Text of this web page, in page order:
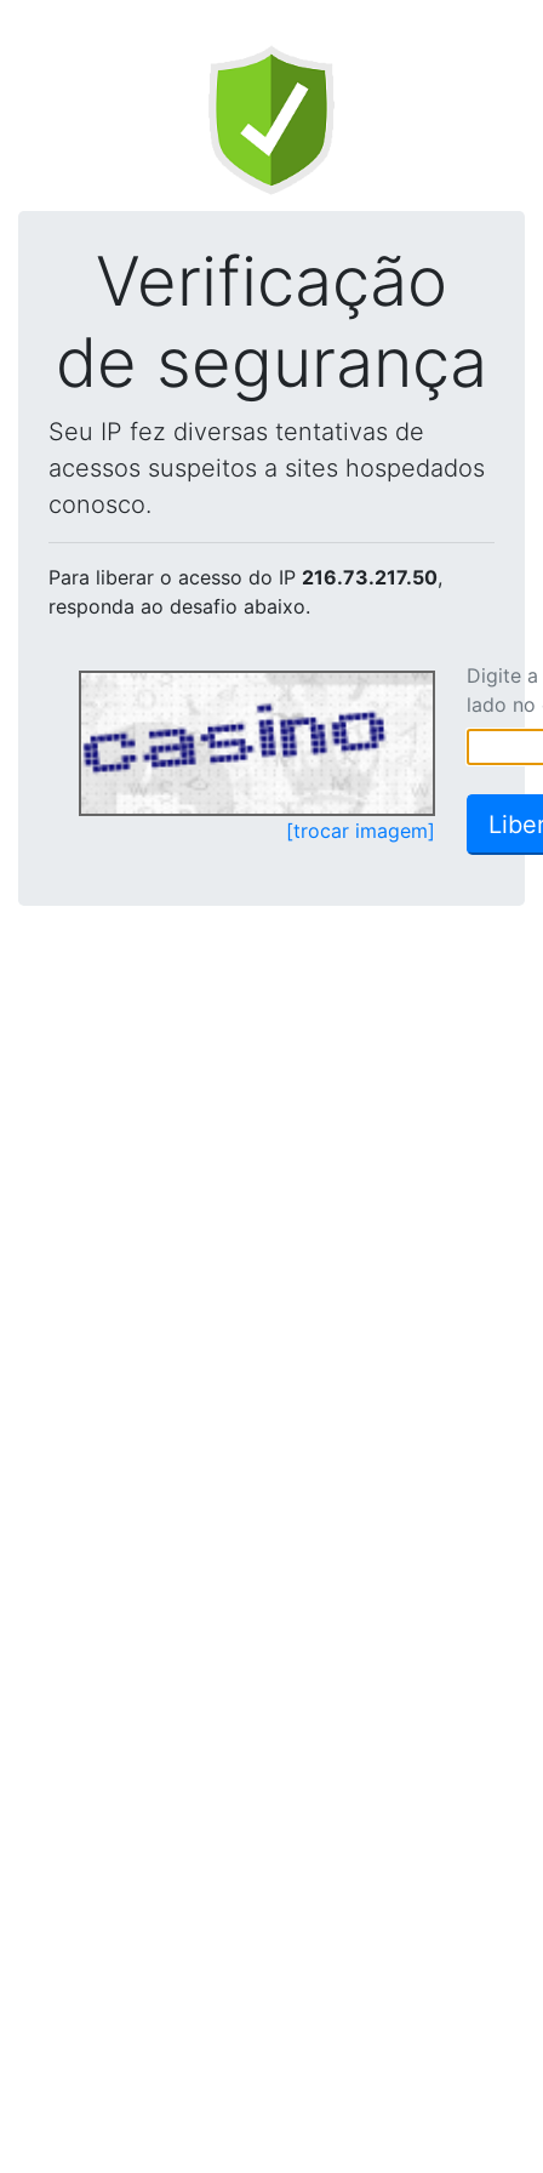
Verificação
de segurança
Seu IP fez diversas tentativas de
acessos suspeitos a sites hospedados
conosco.
Para liberar o acesso do IP 216.73.217.50,
responda ao desafio abaixo.
[trocar imagem]
Digite
lado no